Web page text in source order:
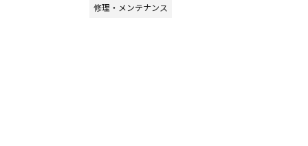
修理・メンテナンス